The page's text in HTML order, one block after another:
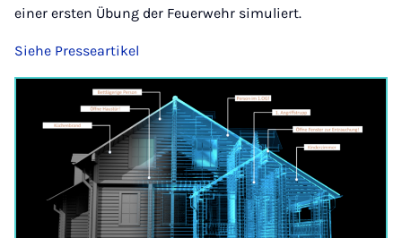
einer ersten Übung der Feuerwehr simuliert.
Siehe Presseartikel